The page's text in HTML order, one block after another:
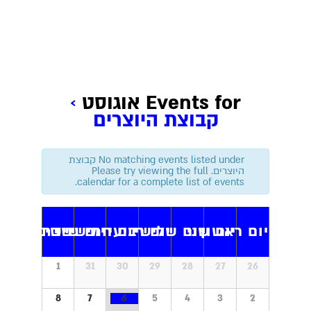
Events for אוגוסט ›
קבוצת היוצרים
No matching events listed under קבוצת
היוצרים. Please try viewing the full
calendar for a complete list of events.
a
l
e
C
יום ראשון
יום שנייום שלישי
יום רביעייום חמישי
יום שישי
שבת
26
27
28
29
30
31
1
2
3
4
5
6
7
8